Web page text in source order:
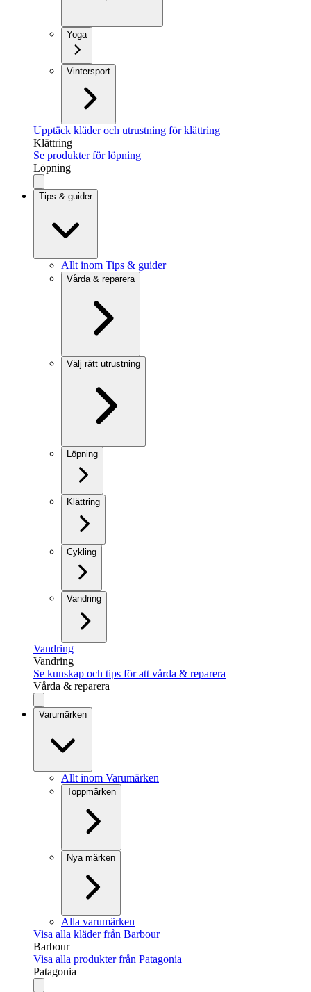
Yoga
Vintersport
Upptäck kläder och utrustning för klättring
Klättring
Se produkter för löpning
Löpning
Tips & guider
Allt inom Tips & guider
Vårda & reparera
Välj rätt utrustning
Löpning
Klättring
Cykling
Vandring
Vandring
Vandring
Se kunskap och tips för att vårda & reparera
Vårda & reparera
Varumärken
Allt inom Varumärken
Toppmärken
Nya märken
Alla varumärken
Visa alla kläder från Barbour
Barbour
Visa alla produkter från Patagonia
Patagonia